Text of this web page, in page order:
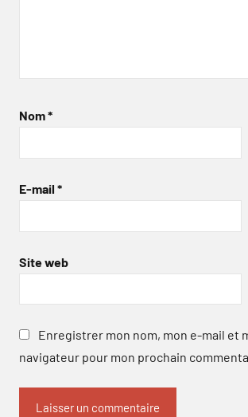
Nom*
E-mail *
Site web
Enregistrer mon nom, mon e-mail et
navigateur pour mon prochain